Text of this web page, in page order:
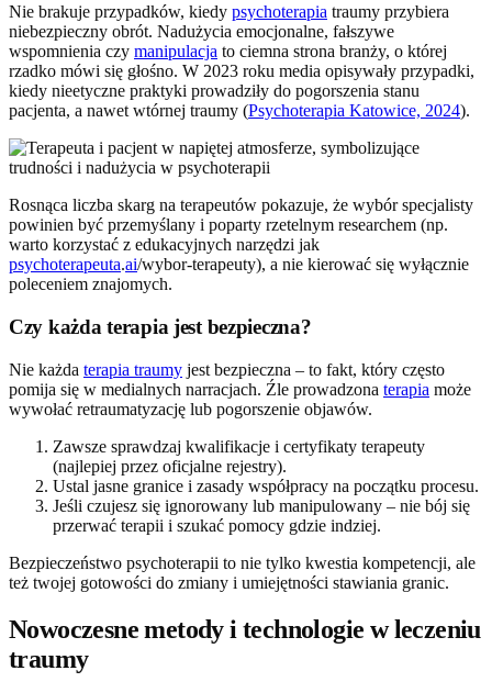
Nie brakuje przypadków, kiedy psychoterapia traumy przybiera
niebezpieczny obrót. Nadużycia emocjonalne, fałszywe
wspomnienia czy manipulacja to ciemna strona branży, o której
rzadko mówi się głośno. W 2023 roku media opisywały przypadki,
kiedy nieetyczne praktyki prowadziły do pogorszenia stanu
pacjenta, a nawet wtórnej traumy (Psychoterapia Katowice, 2024).
Rosnąca liczba skarg na terapeutów pokazuje, że wybór specjalisty
powinien być przemyślany i poparty rzetelnym researchem (np.
warto korzystać z edukacyjnych narzędzi jak
psychoterapeuta.ai/wybor-terapeuty), a nie kierować się wyłącznie
poleceniem znajomych.
Czy każda terapia jest bezpieczna?
Nie każda terapia traumy jest bezpieczna – to fakt, który często
pomija się w medialnych narracjach. Źle prowadzona terapia może
wywołać retraumatyzację lub pogorszenie objawów.
Zawsze sprawdzaj kwalifikacje i certyfikaty terapeuty
(najlepiej przez oficjalne rejestry).
Ustal jasne granice i zasady współpracy na początku procesu.
Jeśli czujesz się ignorowany lub manipulowany – nie bój się
przerwać terapii i szukać pomocy gdzie indziej.
Bezpieczeństwo psychoterapii to nie tylko kwestia kompetencji, ale
też twojej gotowości do zmiany i umiejętności stawiania granic.
Nowoczesne metody i technologie w leczeniu
traumy